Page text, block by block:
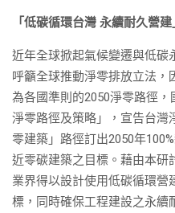
「低碳循環台灣 永續耐久營
近年全球掀起氣候變遷與低碳
呼籲全球推動淨零排放立法，
為各國準則的2050淨零路徑
淨零路徑及策略」，宣告台灣
零建築」路徑訂出2050年
近零碳建築之目標。藉由本研
業界得以設計使用低碳循環營
標，同時確保工程建設之永續